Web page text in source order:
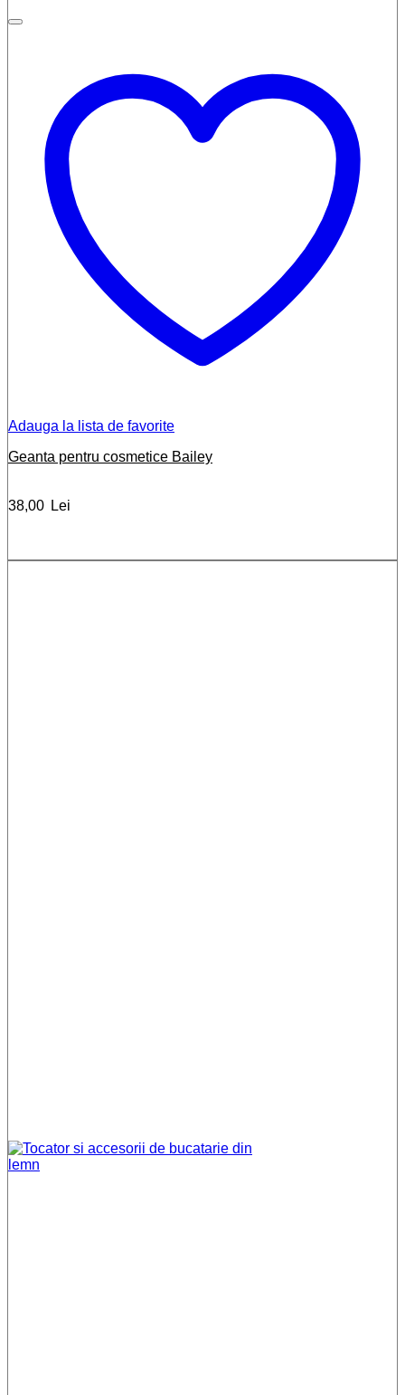
Adauga la lista de favorite
Geanta pentru cosmetice Bailey
38,00 Lei